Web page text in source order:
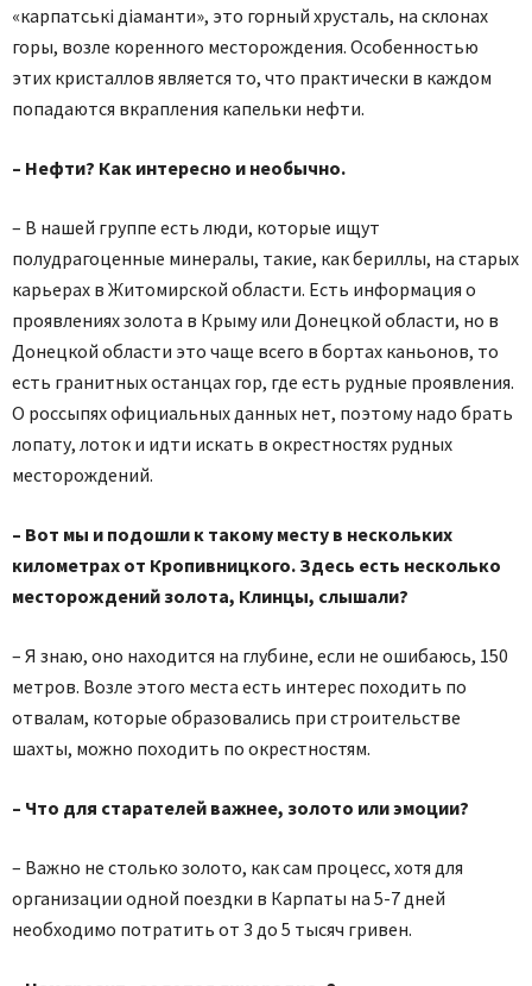
«карпатські діаманти», это горный хрусталь, на склонах
горы, возле коренного месторождения. Особенностью
этих кристаллов является то, что практически в каждом
попадаются вкрапления капельки нефти.
– Нефти? Как интересно и необычно.
– В нашей группе есть люди, которые ищут
полудрагоценные минералы, такие, как бериллы, на старых
карьерах в Житомирской области. Есть информация о
проявлениях золота в Крыму или Донецкой области, но в
Донецкой области это чаще всего в бортах каньонов, то
есть гранитных останцах гор, где есть рудные проявления.
О россыпях официальных данных нет, поэтому надо брать
лопату, лоток и идти искать в окрестностях рудных
месторождений.
– Вот мы и подошли к такому месту в нескольких
километрах от Кропивницкого. Здесь есть несколько
месторождений золота, Клинцы, слышали?
– Я знаю, оно находится на глубине, если не ошибаюсь, 150
метров. Возле этого места есть интерес походить по
отвалам, которые образовались при строительстве
шахты, можно походить по окрестностям.
– Что для старателей важнее, золото или эмоции?
– Важно не столько золото, как сам процесс, хотя для
организации одной поездки в Карпаты на 5-7 дней
необходимо потратить от 3 до 5 тысяч гривен.